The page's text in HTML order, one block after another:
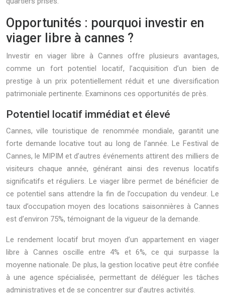
Opportunités : pourquoi investir en
viager libre à cannes ?
Investir en viager libre à Cannes offre plusieurs avantages,
comme un fort potentiel locatif, l’acquisition d’un bien de
prestige à un prix potentiellement réduit et une diversification
patrimoniale pertinente. Examinons ces opportunités de près.
Potentiel locatif immédiat et élevé
Cannes, ville touristique de renommée mondiale, garantit une
forte demande locative tout au long de l’année. Le Festival de
Cannes, le MIPIM et d’autres événements attirent des milliers de
visiteurs chaque année, générant ainsi des revenus locatifs
significatifs et réguliers. Le viager libre permet de bénéficier de
ce potentiel sans attendre la fin de l’occupation du vendeur. Le
taux d’occupation moyen des locations saisonnières à Cannes
est d’environ 75%, témoignant de la vigueur de la demande.
Le rendement locatif brut moyen d’un appartement en viager
libre à Cannes oscille entre 4% et 6%, ce qui surpasse la
moyenne nationale. De plus, la gestion locative peut être confiée
à une agence spécialisée, permettant de déléguer les tâches
administratives et de se concentrer sur d’autres activités.